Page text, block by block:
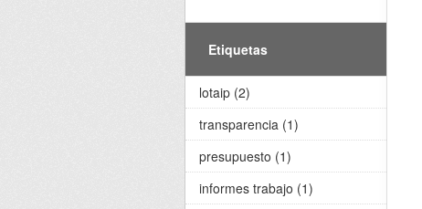
Etiquetas
lotaip (2)
transparencia (1)
presupuesto (1)
informes trabajo (1)